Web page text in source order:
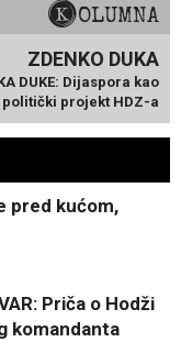
KOLUMNA
ZDENKO DUKA
DUKE: Dijaspora kao
politički projekt HDZ-a
pred kućom,
Priča o Hodži
komandanta